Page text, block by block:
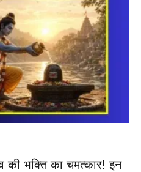
की भक्ति का चमत्कार! इन